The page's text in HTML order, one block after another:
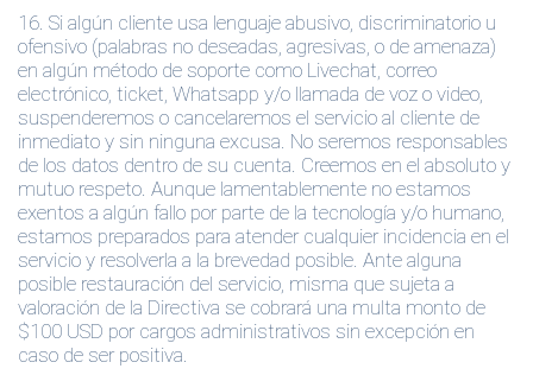
16. Si algún cliente usa lenguaje abusivo, discriminatorio u
ofensivo (palabras no deseadas, agresivas, o de amenaza)
en algún método de soporte como Livechat, correo
electrónico, ticket, Whatsapp y/o llamada de voz o video,
suspenderemos o cancelaremos el servicio al cliente de
inmediato y sin ninguna excusa. No seremos responsables
de los datos dentro de su cuenta. Creemos en el absoluto y
mutuo respeto. Aunque lamentablemente no estamos
exentos a algún fallo por parte de la tecnología y/o humano,
estamos preparados para atender cualquier incidencia en el
servicio y resolverla a la brevedad posible. Ante alguna
posible restauración del servicio, misma que sujeta a
valoración de la Directiva se cobrará una multa monto de
$100 USD por cargos administrativos sin excepción en
caso de ser positiva.